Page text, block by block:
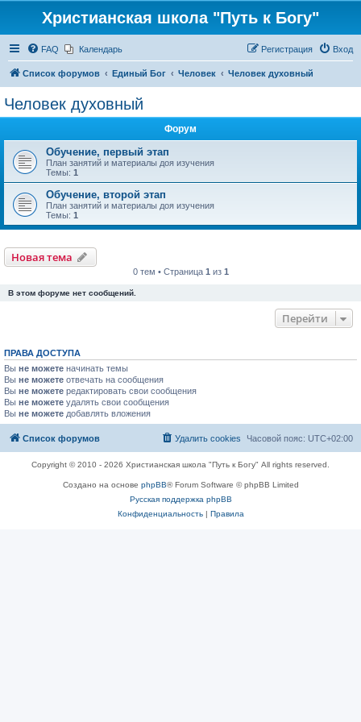
Христианская школа "Путь к Богу"
FAQ Календарь Вход
Регистрация
Список форумов Единый Бог Человек Человек духовный
Человек духовный
Форум
Обучение, первый этап
План занятий и материалы доя изучения
Темы: 1
Обучение, второй этап
План занятий и материалы доя изучения
Темы: 1
Новая тема
0 тем • Страница 1 из 1
В этом форуме нет сообщений.
Перейти
ПРАВА ДОСТУПА
Вы не можете начинать темы
Вы не можете отвечать на сообщения
Вы не можете редактировать свои сообщения
Вы не можете удалять свои сообщения
Вы не можете добавлять вложения
Список форумов Часовой пояс: UTC+02:00
Удалить cookies
Copyright © 2010 - 2026 Христианская школа "Путь к Богу" All rights reserved.
Создано на основе phpBB® Forum Software © phpBB Limited
Русская поддержка phpBB
Конфиденциальность| Правила